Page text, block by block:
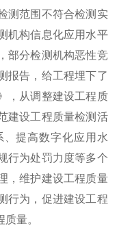
测范围不符合检测实
机构信息化应用水平
部分检测机构恶性竞
报告，给工程埋下了
，从调整建设工程质
建设工程质量检测活
提高数字化应用水
行为处罚力度等多个
，维护建设工程质量
行为，促进建设工程
量。